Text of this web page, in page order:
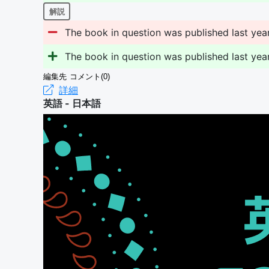
解説
The book in question was published last
The book in question was published last
編集先 コメント(0)
詳細
英語 - 日本語